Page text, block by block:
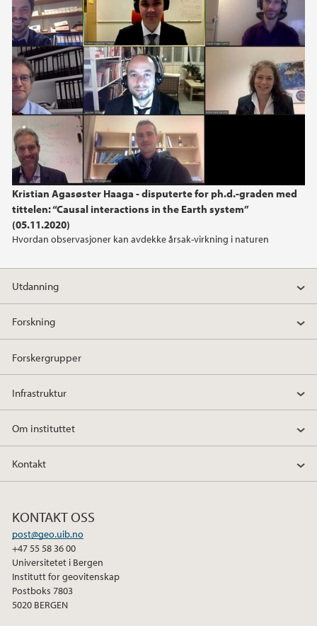
Kristian Agasøster Haaga - disputerte for ph.d.-graden med
tittelen: “Causal interactions in the Earth system”
(05.11.2020)
Hvordan observasjoner kan avdekke årsak-virkning i naturen
Utdanning
Forskning
Forskergrupper
Infrastruktur
Om instituttet
Kontakt
KONTAKT OSS
post@geo.uib.no
+47 55 58 36 00
Universitetet i Bergen
Institutt for geovitenskap
Postboks 7803
5020 BERGEN